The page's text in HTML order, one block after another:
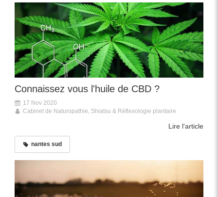
Connaissez vous l'huile de CBD ?
17 Nov 2020
Cabinet de Naturopathie, Shiatsu & Réflexologie plantaire
Lire l'article
nantes sud